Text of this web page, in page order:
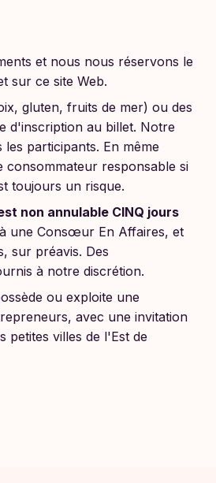
et nous nous réservons le
sur ce site Web.
gluten, fruits de mer) ou des
d'inscription au billet. Notre
participants. En même
responsable si
toujours un risque.
non annulable CINQ jours
une Consœur En Affaires, et
sur préavis. Des
à notre discrétion.
ou exploite une
avec une invitation
petites villes de l'Est de